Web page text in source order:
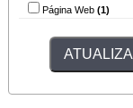
Página Web (1)